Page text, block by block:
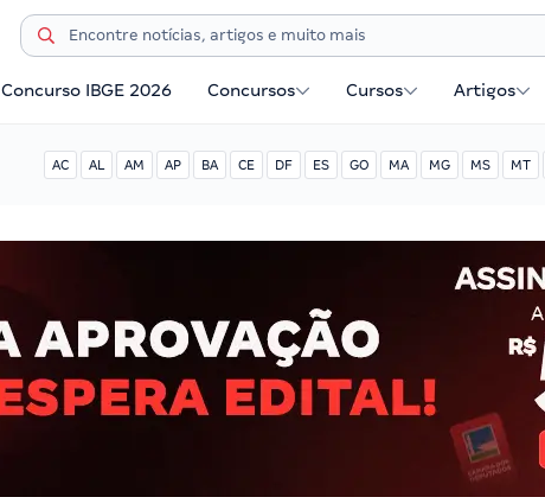
Concurso IBGE 2026 Concursos Cursos Artigos
AC AL AM AP BA CE DF ES GO MA MG MS MT